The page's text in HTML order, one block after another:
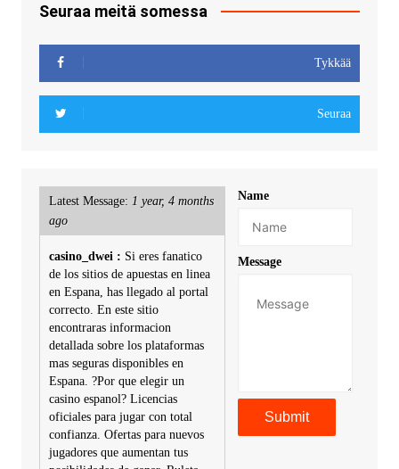
Seuraa meitä somessa
Tykkää
Seuraa
Latest Message: 1 year, 4 months
ago
casino_dwei : Si eres fanatico
de los sitios de apuestas en linea
en Espana, has llegado al portal
correcto. En este sitio
encontraras informacion
detallada sobre los plataformas
mas seguras disponibles en
Espana. ?Por que elegir un
casino espanol? Licencias
oficiales para jugar con total
confianza. Ofertas para nuevos
jugadores que aumentan tus
Name
Message